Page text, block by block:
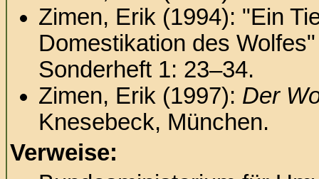
Zimen, Erik (1994): "Ein
Domestikation des
Sonderheft 1: 23–34.
Zimen, Erik (1997): Der
Knesebeck, München.
Verweise: